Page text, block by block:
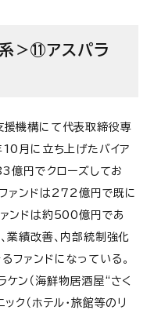
＞⑪アスパラ
援機構にて代表取締役専
月に立ち上げたバイア
億円でクローズしてお
ァンドは272億円で既に
ンドは約500億円であ
業績改善、内部統制強化
ファンドになっている。
ン（海鮮物居酒屋“さく
ク（ホテル・旅館等のリ